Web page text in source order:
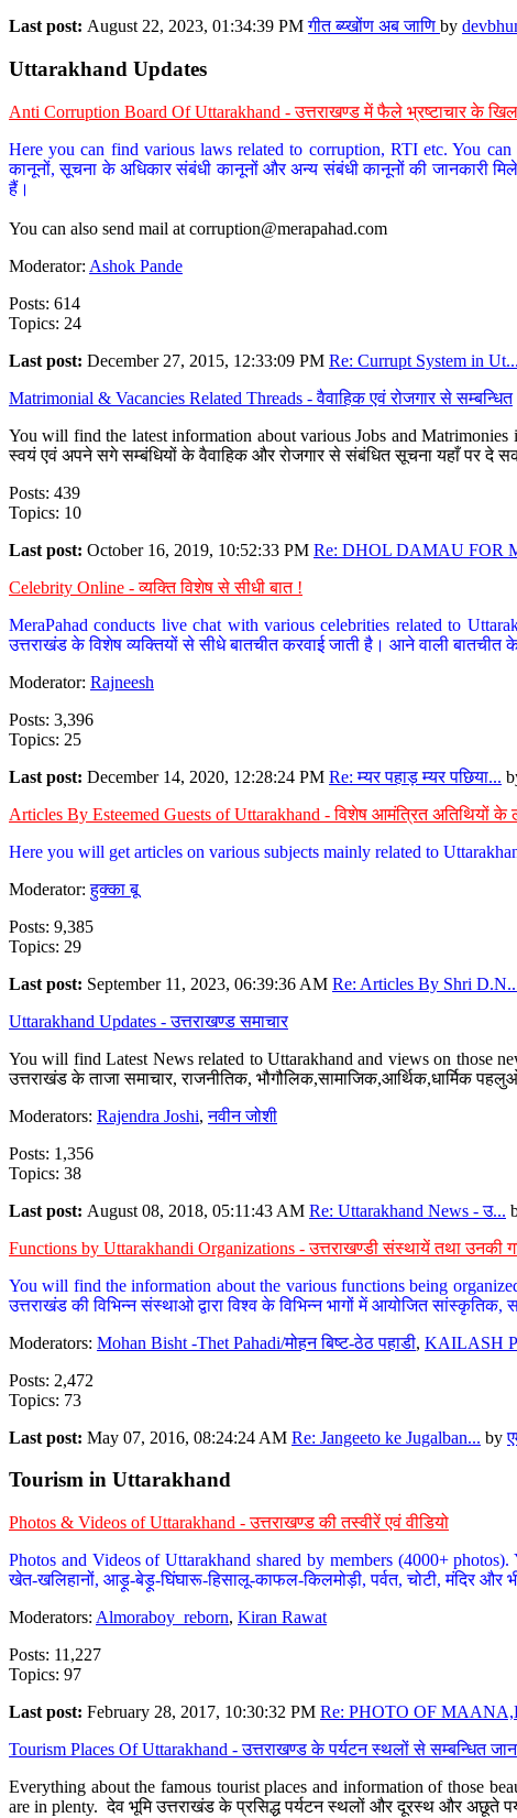
Last post: August 22, 2023, 01:34:39 PMगीत ब्य्खोंण अब जाणि by
Uttarakhand Updates
Anti Corruption Board Of Uttarakhand - उत्तराखण्ड में फैले भ्रष्टाचार के
Here you can find various laws related to corruption, RTI etc. You
कानूनों, सूचना के अधिकार संबंधी कानूनों और अन्य संबंधी कानूनों की जानकारी
हैं।
You can also send mail at corruption@merapahad.com
Moderator: Ashok Pande
Posts: 614
Topics: 24
Last post: December 27, 2015, 12:33:09 PM Re: Currupt System in Ut...
Matrimonial & Vacancies Related Threads - वैवाहिक एवं रोजगार से सम्बन्धित
You will find the latest information about various Jobs and
स्वयं एवं अपने सगे सम्बंधियों के वैवाहिक और रोजगार से संबंधित सूचना यहाँ पर दे
Posts: 439
Topics: 10
Last post: October 16, 2019, 10:52:33 PM Re: DHOL DAMAU FOR
Celebrity Online - व्यक्ति विशेष से सीधी बात !
MeraPahad conducts live chat with various celebrities related to
उत्तराखंड के विशेष व्यक्तियों से सीधे बातचीत करवाई जाती है। आने वाली
Moderator: Rajneesh
Posts: 3,396
Topics: 25
Last post: December 14, 2020, 12:28:24 PM Re: म्यर पहाड़ म्यर पछिया...
Articles By Esteemed Guests of Uttarakhand - विशेष आमंत्रित अतिथियों
Here you will get articles on various subjects mainly related to
Moderator:हुक्का बू
Posts: 9,385
Topics: 29
Last post: September 11, 2023, 06:39:36 AM Re: Articles By Shri
Uttarakhand Updates - उत्तराखण्ड समाचार
You will find Latest News related to Uttarakhand and views on those
उत्तराखंड के ताजा समाचार, राजनीतिक, भौगौलिक,सामाजिक,आर्थिक,धार्मिक
Moderators: Rajendra Joshi,नवीन जोशी
Posts: 1,356
Topics: 38
Last post: August 08, 2018, 05:11:43 AM Re: Uttarakhand News - उ...
Functions by Uttarakhandi Organizations - उत्तराखण्डी संस्थायें तथा उनकी
You will find the information about the various functions being
उत्तराखंड की विभिन्न संस्थाओ द्वारा विश्व के विभिन्न भागों में आयोजित
Moderators: Mohan Bisht -Thet Pahadi/मोहन बिष्ट-ठेठ पहाडी, KAILASH
Posts: 2,472
Topics: 73
Last post: May 07, 2016, 08:24:24 AM Re: Jangeeto ke Jugalban... by
Tourism in Uttarakhand
Photos & Videos of Uttarakhand - उत्तराखण्ड की तस्वीरें एवं वीडियो
Photos and Videos of Uttarakhand shared by members (4000+
खेत-खलिहानों, आड़ू-बेड़ू-घिंघारू-हिसालू-काफल-किलमोड़ी, पर्वत, चोटी, मंदिर
Moderators: Almoraboy_reborn, Kiran Rawat
Posts: 11,227
Topics: 97
Last post: February 28, 2017, 10:30:32 PM Re: PHOTO OF
Tourism Places Of Uttarakhand - उत्तराखण्ड के पर्यटन स्थलों से सम्बन्धित
Everything about the famous tourist places and information of those
are in plenty. देव भूमि उत्तराखंड के प्रसिद्ध पर्यटन स्थलों और दूरस्थ और